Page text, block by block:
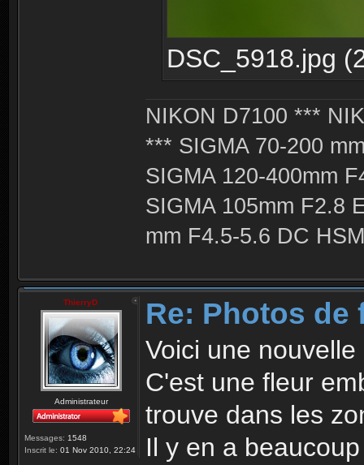
DSC_5918.jpg
NIKON D7100 ***
*** SIGMA 70-200
SIGMA 120-400mm
SIGMA 105mm F2.8
mm F4.5-5.6 DC
ThierryD
Administrateur
Messages: 1548
Inscrit le: 01 Nov 2010, 22:24
Re: Photos de
Voici une
C'est une fleur
trouve dans les
Il y en a